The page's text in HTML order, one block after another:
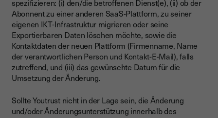
spezifizieren: (i) den/die betroffenen Dienst(e), (ii) ob der
Abonnent zu einer anderen SaaS-Plattform, zu seiner
eigenen IKT-Infrastruktur migrieren oder seine
Exportierbaren Daten löschen möchte, sowie die
Kontaktdaten der neuen Plattform (Firmenname, Name
der verantwortlichen Person und Kontakt-E-Mail), falls
zutreffend, und (iii) das gewünschte Datum für die
Umsetzung der Änderung.
Sollte Youtrust nicht in der Lage sein, die Änderung
und/oder Änderungsunterstützung innerhalb des